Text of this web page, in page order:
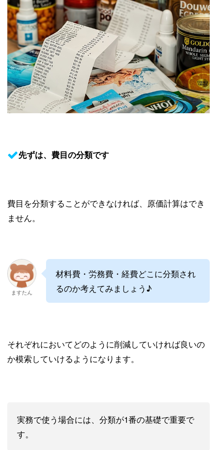
先ずは、費目の分類です
費目を分類することができなければ、原価計算はでき
ません。
ますたん
材料費・労務費・経費どこに分類され
るのか考えてみましょう♪
それぞれにおいてどのように削減していければ良いの
か模索していけるようになります。
実務で使う場合には、分類が1番の基礎で重要で
す。